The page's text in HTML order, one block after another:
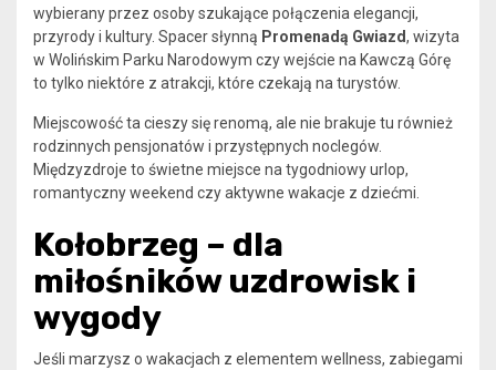
wybierany przez osoby szukające połączenia elegancji,
przyrody i kultury. Spacer słynną Promenadą Gwiazd, wizyta
w Wolińskim Parku Narodowym czy wejście na Kawczą Górę
to tylko niektóre z atrakcji, które czekają na turystów.
Miejscowość ta cieszy się renomą, ale nie brakuje tu również
rodzinnych pensjonatów i przystępnych noclegów.
Międzyzdroje to świetne miejsce na tygodniowy urlop,
romantyczny weekend czy aktywne wakacje z dziećmi.
Kołobrzeg – dla
miłośników uzdrowisk i
wygody
Jeśli marzysz o wakacjach z elementem wellness, zabiegami